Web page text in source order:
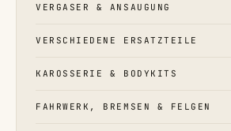
VERGASER & ANSAUGUNG
VERSCHIEDENE ERSATZTEILE
KAROSSERIE & BODYKITS
FAHRWERK, BREMSEN & FELGEN